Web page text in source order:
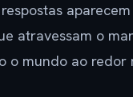
atravessam o
o mundo ao redor